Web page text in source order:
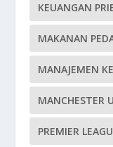
KEUANGAN
MAKANAN
MANAJEMEN
MANCHESTER
PREMIER